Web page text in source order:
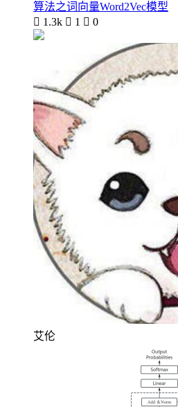
算法之词向量Word2Vec模型
 1.3k  1  0
艾伦